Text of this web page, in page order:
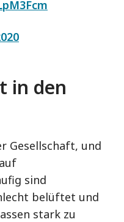
in den
Gesellschaft, und
sind
belüftet und
stark zu